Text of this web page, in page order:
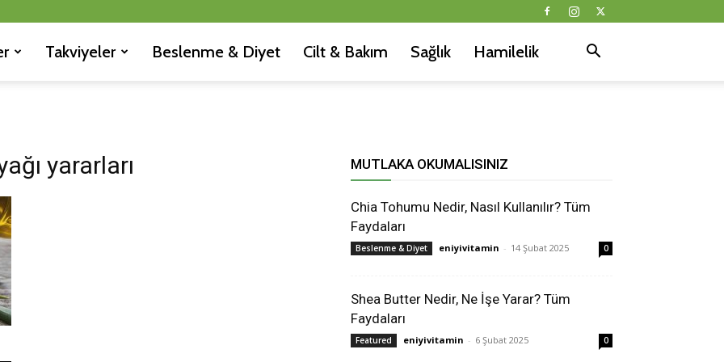
Takviyeler Beslenme & Diyet Cilt & Bakım Sağlık Hamilelik
yararları MUTLAKA OKUMALISINIZ
Chia Tohumu Nedir, Nasıl Kullanılır? Tüm
Faydaları
Beslenme & Diyet eniyivitamin - 14 Şubat 2025 0
Shea Butter Nedir, Ne İşe Yarar? Tüm
Faydaları
Featured eniyivitamin - 6 Şubat 2025 0